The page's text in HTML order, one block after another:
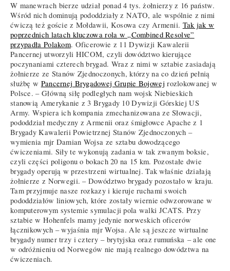
W manewrach bierze udział ponad 4 tys. żołnierzy z 16 państw.
Wśród nich dominują pododdziały z NATO, ale wspólnie z nimi
ćwiczą też goście z Mołdawii, Kosowa czy Armenii. Tak jak w
poprzednich latach kluczowa rola w „Combined Resolve”
przypadła Polakom. Oficerowie z 11 Dywizji Kawalerii
Pancernej utworzyli HICOM, czyli dowództwo kierujące
poczynaniami czterech brygad. Wraz z nimi w sztabie zasiadają
żołnierze ze Stanów Zjednoczonych, którzy na co dzień pełnią
służbę w Pancernej Brygadowej Grupie Bojowej rozlokowanej w
Polsce. – Główną siłę podległych nam wojsk Niebieskich
stanowią Amerykanie z 3 Brygady 10 Dywizji Górskiej US
Army. Wspiera ich kompania zmechanizowana ze Słowacji,
pododdział medyczny z Armenii oraz śmigłowce Apache z 1
Brygady Kawalerii Powietrznej Stanów Zjednoczonych –
wymienia mjr Damian Wojsa ze sztabu dowodzącego
ćwiczeniami. Siły te wykonują zadania w tak zwanym boksie,
czyli części poligonu o bokach 20 na 15 km. Pozostałe dwie
brygady operują w przestrzeni wirtualnej. Tak właśnie działają
żołnierze z Norwegii. – Dowództwo brygady pozostało w kraju.
Tam przyjmuje nasze rozkazy i kieruje ruchami swoich
pododdziałów liniowych, które zostały wiernie odwzorowane w
komputerowym systemie symulacji pola walki JCATS. Przy
sztabie w Hohenfels mamy jedynie norweskich oficerów
łącznikowych – wyjaśnia mjr Wojsa. Ale są jeszcze wirtualne
brygady numer trzy i cztery–brytyjska oraz rumuńska –ale one
w odróżnieniu od Norwegów nie mają realnego dowództwa na
ćwiczeniach.